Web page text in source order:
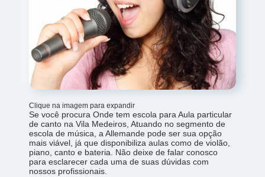
Clique na imagem para expandir
Se você procura Onde tem escola para Aula particular
de canto na Vila Medeiros, Atuando no segmento de
escola de música, a Allemande pode ser sua opção
mais viável, já que disponibiliza aulas como de violão,
piano, canto e bateria. Não deixe de falar conosco
para esclarecer cada uma de suas dúvidas com
nossos profissionais.